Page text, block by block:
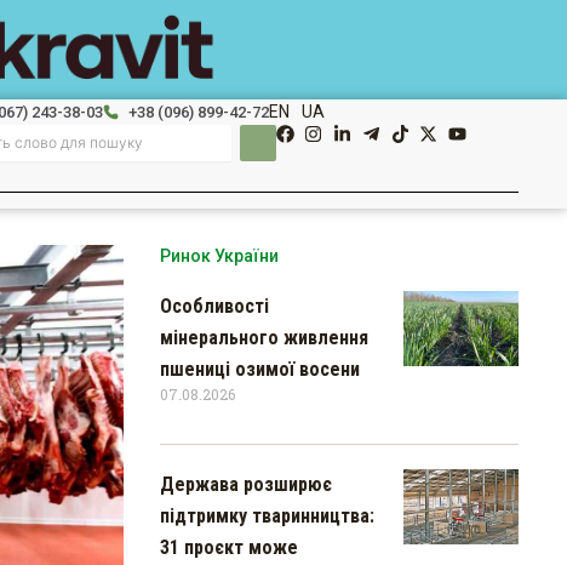
243-38-03 +38 (096) 899-42-72EN UA
Ринок України
Особливості
мінерального живлення
пшениці озимої восени
07.08.2026
Держава розширює
підтримку тваринництва:
31 проєкт може